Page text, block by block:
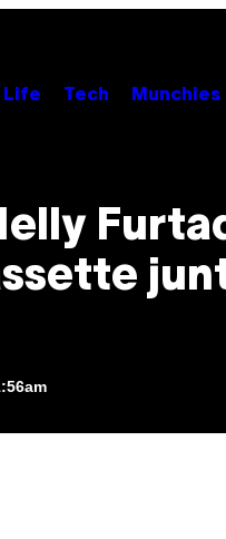
Life Tech Munchies